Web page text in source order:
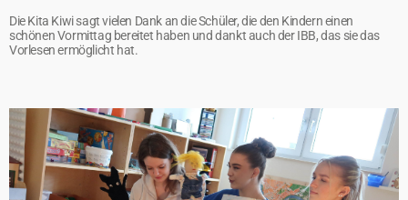
Die Kita Kiwi sagt vielen Dank an die Schüler, die den Kindern einen
schönen Vormittag bereitet haben und dankt auch der IBB, das sie das
Vorlesen ermöglicht hat.